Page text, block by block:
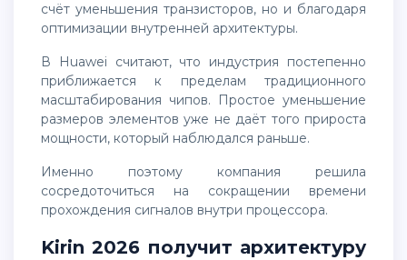
счёт уменьшения транзисторов, но и благодаря
оптимизации внутренней архитектуры.
В Huawei считают, что индустрия постепенно
приближается к пределам традиционного
масштабирования чипов. Простое уменьшение
размеров элементов уже не даёт того прироста
мощности, который наблюдался раньше.
Именно поэтому компания решила
сосредоточиться на сокращении времени
прохождения сигналов внутри процессора.
Kirin 2026 получит архитектуру